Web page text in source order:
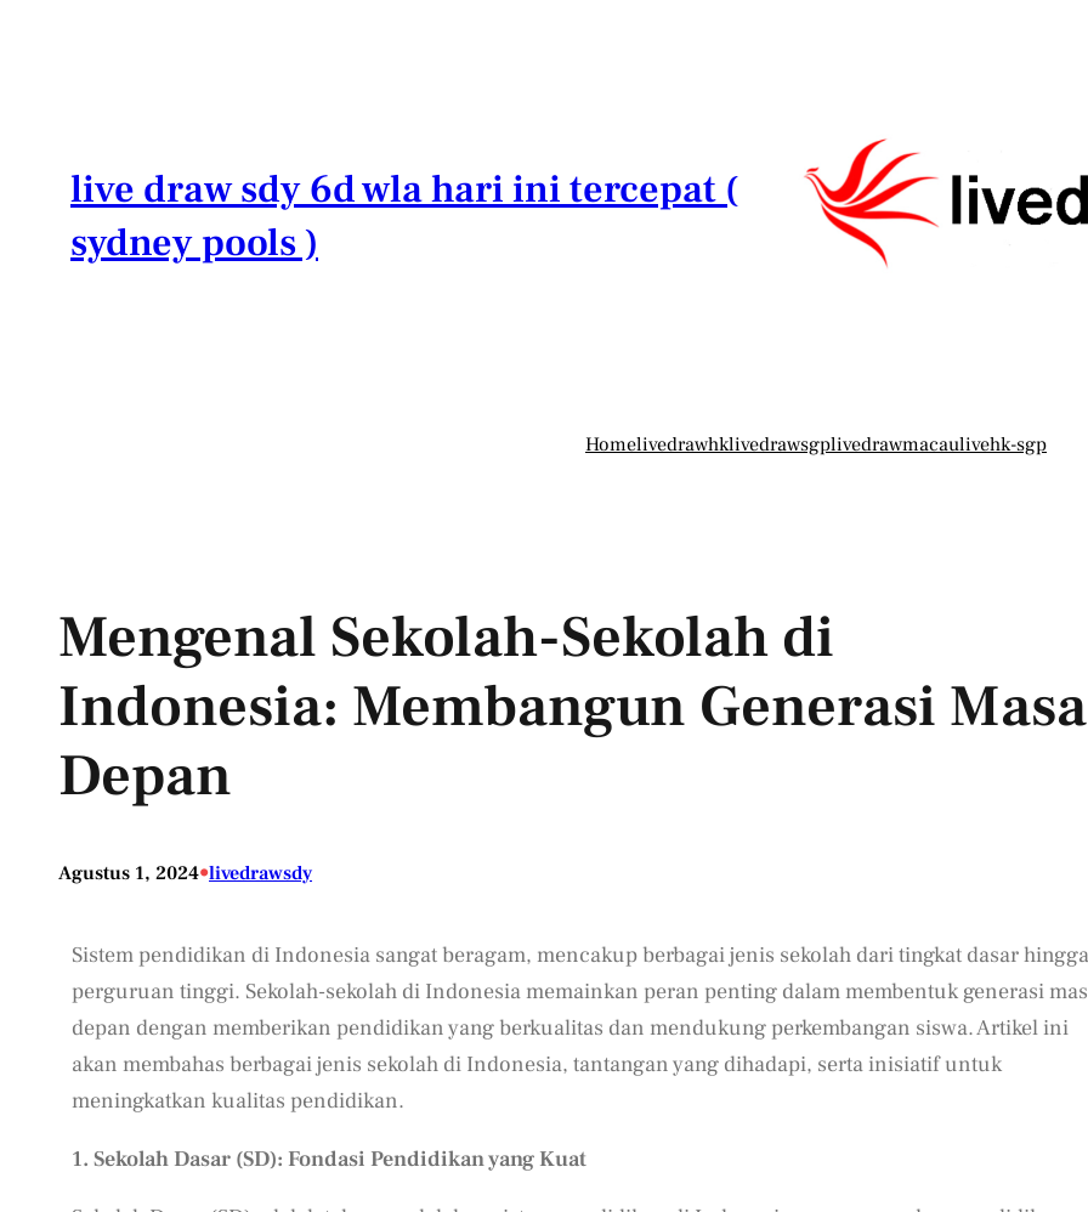
live draw sdy 6d wla hari ini tercepat (
sydney pools )
Homelivedrawhklivedrawsgplivedrawmacaulivehk-sgp
Mengenal Sekolah-Sekolah di
Indonesia: Membangun Generasi Masa
Depan
Agustus 1, 2024•livedrawsdy
Sistem pendidikan di Indonesia sangat beragam, mencakup berbagai jenis sekolah dari tingkat dasar hingga
perguruan tinggi. Sekolah-sekolah di Indonesia memainkan peran penting dalam membentuk generasi
depan dengan memberikan pendidikan yang berkualitas dan mendukung perkembangan siswa. Artikel ini
akan membahas berbagai jenis sekolah di Indonesia, tantangan yang dihadapi, serta inisiatif untuk
meningkatkan kualitas pendidikan.
1. Sekolah Dasar (SD): Fondasi Pendidikan yang Kuat